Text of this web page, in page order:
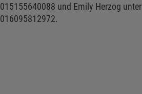
015155640088 und Emily Herzog unter
016095812972.